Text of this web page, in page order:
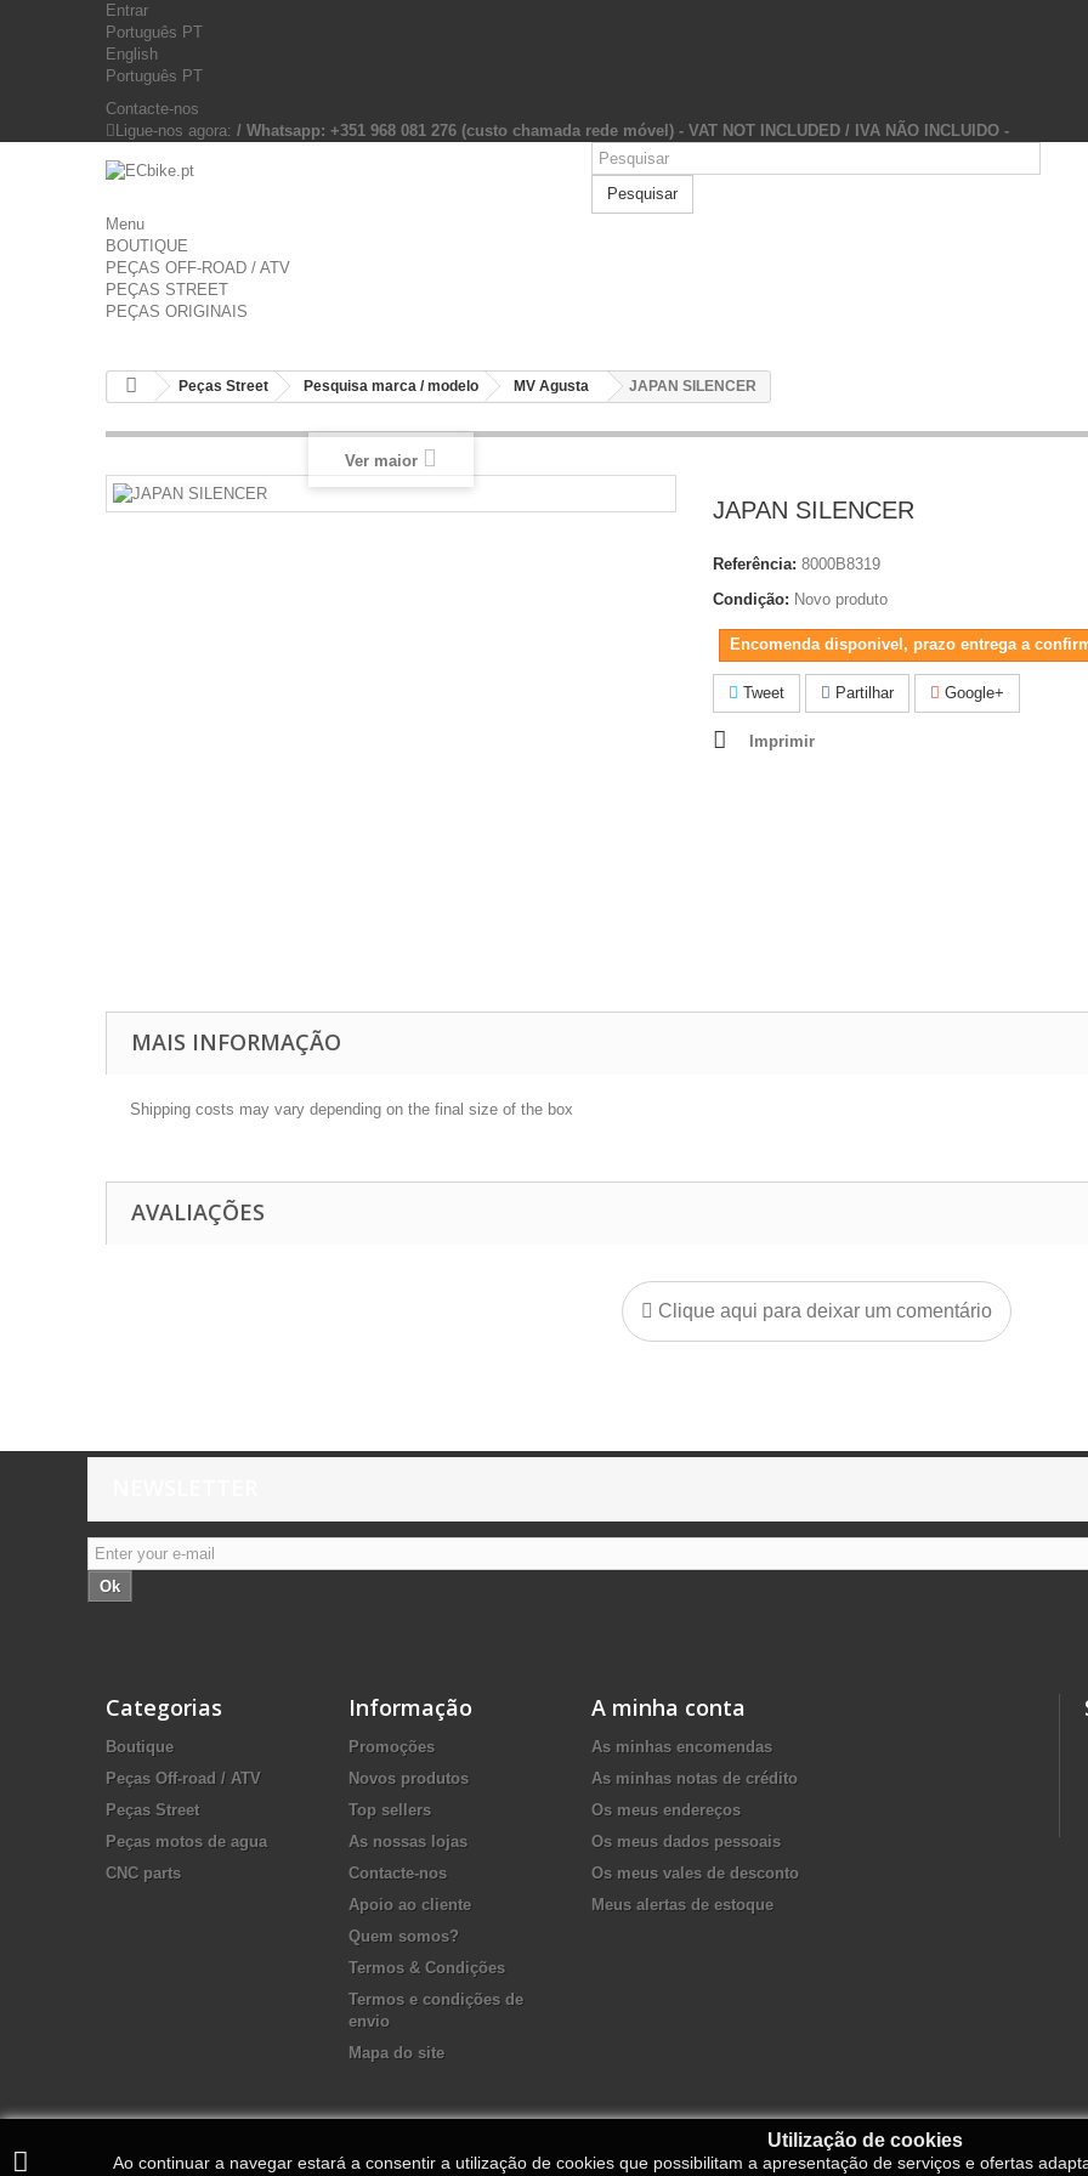
Entrar
Português PT
English
Português PT
Contacte-nos
Ligue-nos agora: / Whatsapp: +351 968 081 276 (custo chamada rede móvel) - VAT NOT INCLUDED / IVA NÃO INCLUIDO -
Pesquisar
Menu
BOUTIQUE
PEÇAS OFF-ROAD / ATV
PEÇAS STREET
PEÇAS ORIGINAIS
Peças Street Pesquisa marca / modelo MV Agusta JAPAN SILENCER
Ver maior
JAPAN SILENCER
Referência: 8000B8319
Condição: Novo produto
Encomenda disponivel, prazo entrega a
Tweet Partilhar Google+
Imprimir
MAIS INFORMAÇÃO
Shipping costs may vary depending on the final size of the box
AVALIAÇÕES
Clique aqui para deixar um comentário
Ok
Categorias
Boutique
Peças Off-road / ATV
Peças Street
Peças motos de agua
CNC parts
Informação
Promoções
Novos produtos
Top sellers
As nossas lojas
Contacte-nos
Apoio ao cliente
Quem somos?
Termos & Condições
Termos e condições de
envio
Mapa do site
A minha conta
As minhas encomendas
As minhas notas de crédito
Os meus endereços
Os meus dados pessoais
Os meus vales de desconto
Meus alertas de estoque
Utilização de cookies
Ao continuar a navegar estará a consentir a utilização de cookies que possibilitam a apresentação de serviços e ofertas